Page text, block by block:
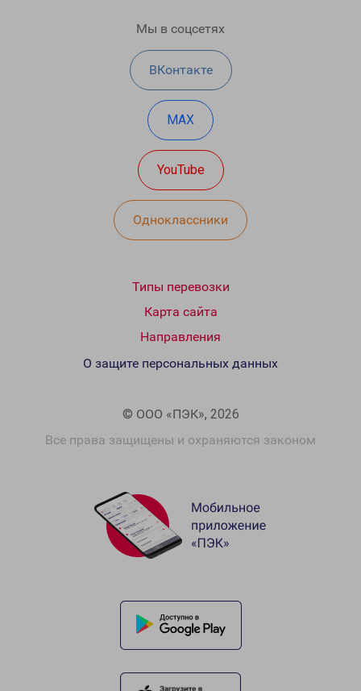
Мы в соцсетях
ВКонтакте
MAX
YouTube
Одноклассники
Типы перевозки
Карта сайта
Направления
© ООО «ПЭК», 2026
Все права защищены и охраняются законом
О защите персональных данных